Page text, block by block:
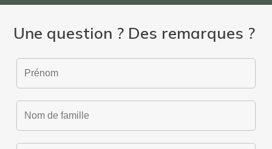
Une question ? Des remarques ?